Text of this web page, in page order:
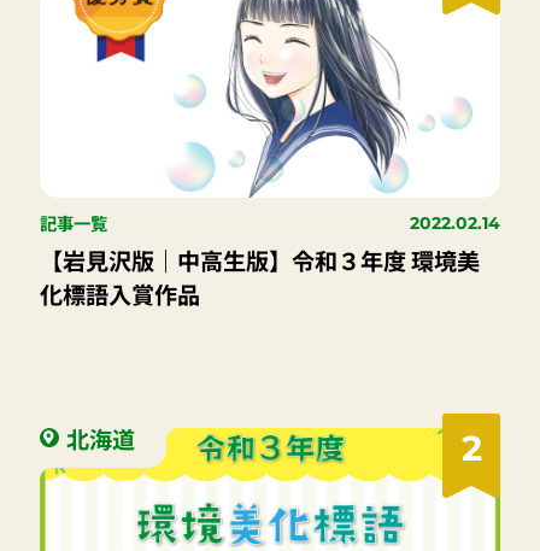
記事一覧 2022.02.14
【岩見沢版｜中高生版】令和３年度 環境美
化標語入賞作品
2
北海道